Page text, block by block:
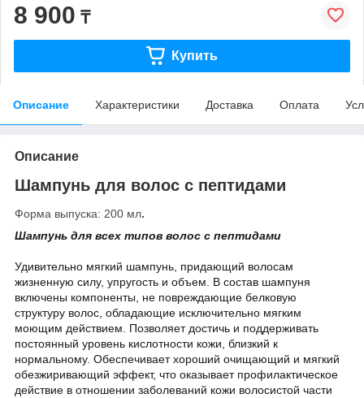
8 900 ₸
Купить
Описание Характеристики Доставка Оплата
Описание
Шампунь для волос с пептидами
Форма выпуска: 200 мл.
Шампунь для всех типов волос с пептидами
Удивительно мягкий шампунь, придающий волосам
жизненную силу, упругость и объем. В состав шампуня
включены компоненты, не повреждающие белковую
структуру волос, обладающие исключительно мягким
моющим действием. Позволяет достичь и поддерживать
постоянный уровень кислотности кожи, близкий к
нормальному. Обеспечивает хороший очищающий и мягкий
обезжиривающий эффект, что оказывает профилактическое
действие в отношении заболеваний кожи волосистой части